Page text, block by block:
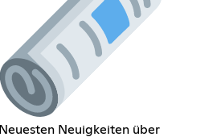
Neuesten Neuigkeiten über